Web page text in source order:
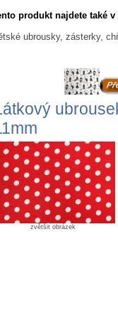
produkt najdete také
ubrousky, zásterky,
zvětšit obrázek